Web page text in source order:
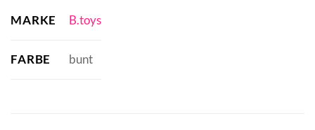
MARKE B.toys
FARBE bunt